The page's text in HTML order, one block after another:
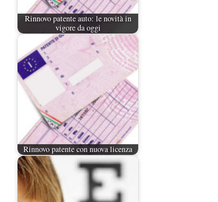
Rinnovo patente auto: le novità in
vigore da oggi
Rinnovo patente con nuova licenza